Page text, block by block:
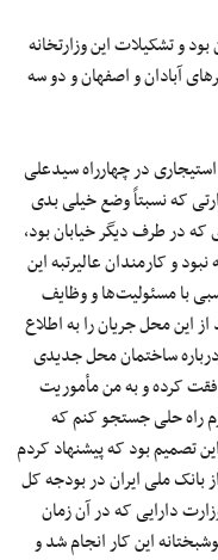
و تشکیلات این وزارتخانه
آبادان و اصفهان و دو سه
در چهارراه سیدعلی
که نسبتاً وضع خیلی بدی
در طرف دیگر خیابان بود،
و کارمندان عالیرتبه این
با مسئولیت‌ها و وظایف
این محل جریان را به اطلاع
درباره ساختمان محل جدیدی
کرده و به من مأموریت
راه حلی جستجو کنم که
این تصمیم بود که پیشنهاد کردم
بانک ملی ایران در بودجه کل
دارایی که در آن زمان
این کار انجام شد و